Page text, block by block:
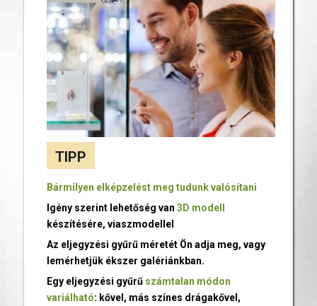
TIPP
Bármilyen elképzelést meg tudunk valósítani
Igény szerint lehetőség van 3D modell
készítésére, viaszmodellel
Az eljegyzési gyűrű méretét Ön adja meg, vagy
lemérhetjük ékszer galériánkban.
Egy eljegyzési gyűrű számtalan módon
variálható: kővel, más színes drágakővel,